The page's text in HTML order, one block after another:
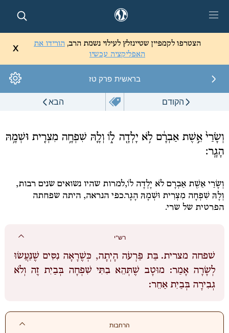
ספריה
הצטרפו לקמפיין שטיינזלץ לעילוי נשמת הרב, הורידו את
האפליקציה עכשיו
X
בראשית פרק טז
הקודם הבא
וְשָׂרַי֙ אֵ֣שֶׁת אַבְרָ֔ם לֹ֥א יָלְדָ֖ה ל֑וֹ וְלָ֛הּ שִׁפְחָ֥ה מִצְרִ֖ית וּשְׁמָ֥הּ
הָגָֽר׃
וְשָׂרַי אֵשֶׁת אַבְרָם לֹא יָלְדָה לוֹ,למרות שהיו נשואים שנים רבות,
וְלָהּ שִׁפְחָה מִצְרִית וּשְׁמָהּ הָגָר.כפי הנראה, היתה שפחתה
הפרטית של שרי.
רש"י
שׁפחה מצרית. בַּת פַּרְעֹה הָיְתָה, כְּשֶׁרָאָה נִסִּים שֶׁנַּעֲשׂוּ
לְשָׂרָה אָמַר: מוּטָב שֶׁתְּהֵא בִתִּי שִׁפְחָה בְּבַיִת זֶה וְלֹא
גְבִירָה בְּבַיִת אַחֵר:
הרחבות